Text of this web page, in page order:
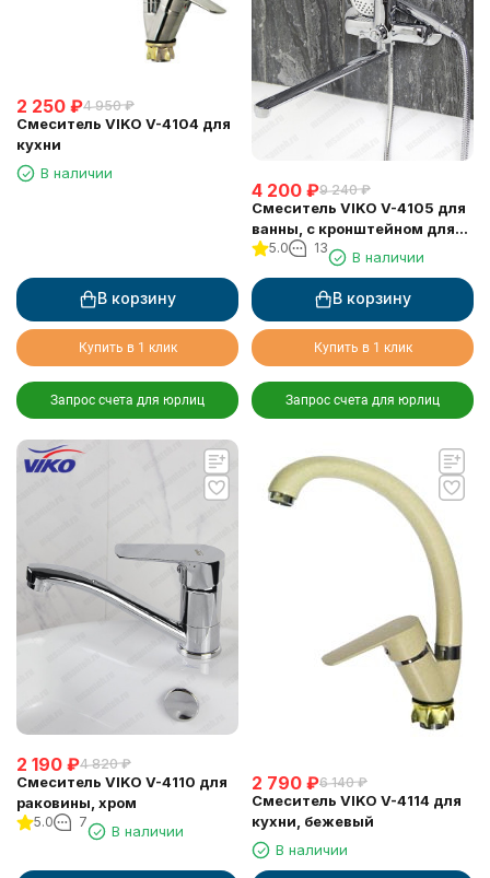
2 250 ₽4 950 ₽
Смеситель VIKO V-4104 для
кухни
В наличии
В корзину
Купить в 1 клик
Запрос счета для юрлиц
4 200 ₽9 240 ₽
Смеситель VIKO V-4105 для
ванны, с кронштейном для
душевой лейки, хром
5.0 13
В наличии
В корзину
Купить в 1 клик
Запрос счета для юрлиц
2 190 ₽4 820 ₽
Смеситель VIKO V-4110 для
раковины, хром
5.0 7
В наличии
2 790 ₽6 140 ₽
Смеситель VIKO V-4114 для
кухни, бежевый
В наличии